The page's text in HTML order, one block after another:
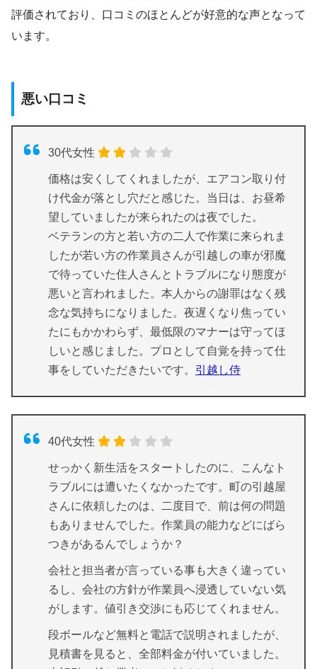
評価されており、口コミのほとんどが好意的な声となって
います。
悪い口コミ
30代女性
価格は安くしてくれましたが、エアコン取り付
け代金が落とし穴だと感じた。当日は、お昼希
望していましたが来られたのは夜でした。
ベテランの方と若い方の二人で作業に来られま
したが若い方の作業員さんが引越しの車が邪魔
で待っていた住人さんとトラブルになり態度が
悪いと言われました。本人からの謝罪はなく残
念な気持ちになりました。夜遅くなり焦ってい
たにもかかわらず、最低限のマナーは守ってほ
しいと感じました。プロとして自覚を持って仕
事をしていただきたいです。 引越し侍
40代女性
せっかく新生活をスタートしたのに、こんなト
ラブルには遭いたくなかったです。町の引越屋
さんに依頼したのは、二度目で、前は何の問題
もありませんでした。作業員の能力などにばら
つきがあるんでしょうか？
会社と担当者が言っている事も大きく違ってい
るし、会社の方針が作業員へ浸透していない気
がします。値引き交渉にも応じてくれません。
段ボールなど無料と電話で説明されましたが、
見積書を見ると、全部料金が付いていました。